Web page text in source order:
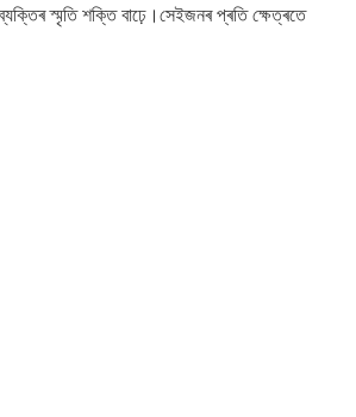
স্মৃতি শক্তি বাঢ়ে।সেইজনৰ প্ৰতি ক্ষেত্ৰতে